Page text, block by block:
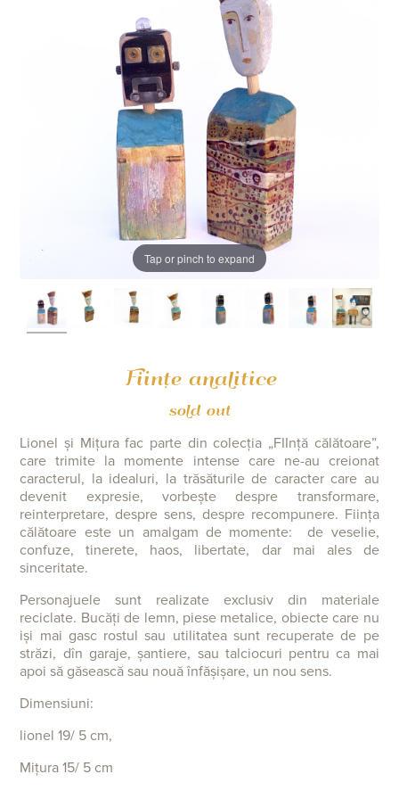
Tap or pinch to expand
Ființe analitice
sold out
Lionel și Mițura fac parte din colecția „FIInță călătoare”,
care trimite la momente intense care ne-au creionat
caracterul, la idealuri, la trăsăturile de caracter care au
devenit expresie, vorbește despre transformare,
reinterpretare, despre sens, despre recompunere. Ființa
călătoare este un amalgam de momente: de veselie,
confuze, tinerete, haos, libertate, dar mai ales de
sinceritate.
Personajuele sunt realizate exclusiv din materiale
reciclate. Bucăți de lemn, piese metalice, obiecte care nu
iși mai gasc rostul sau utilitatea sunt recuperate de pe
străzi, dîn garaje, șantiere, sau talciocuri pentru ca mai
apoi să găsească sau nouă înfășișare, un nou sens.
Dimensiuni:
lionel 19/ 5 cm,
Mițura 15/ 5 cm